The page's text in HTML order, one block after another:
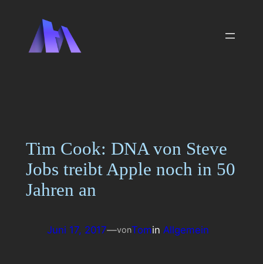
springen
Tim Cook: DNA von Steve
Jobs treibt Apple noch in 50
Jahren an
Juni 17, 2017—vonTomin Allgemein